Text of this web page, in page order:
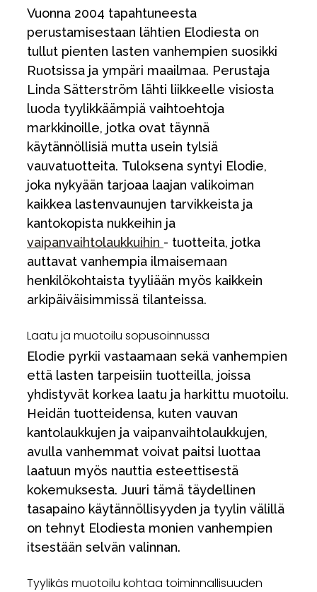
Vuonna 2004 tapahtuneesta
perustamisestaan lähtien Elodiesta on
tullut pienten lasten vanhempien suosikki
Ruotsissa ja ympäri maailmaa. Perustaja
Linda Sätterström lähti liikkeelle visiosta
luoda tyylikkäämpiä vaihtoehtoja
markkinoille, jotka ovat täynnä
käytännöllisiä mutta usein tylsiä
vauvatuotteita. Tuloksena syntyi Elodie,
joka nykyään tarjoaa laajan valikoiman
kaikkea lastenvaunujen tarvikkeista ja
kantokopista nukkeihin ja
vaipanvaihtolaukkuihin - tuotteita, jotka
auttavat vanhempia ilmaisemaan
henkilökohtaista tyyliään myös kaikkein
arkipäiväisimmissä tilanteissa.
Laatu ja muotoilu sopusoinnussa
Elodie pyrkii vastaamaan sekä vanhempien
että lasten tarpeisiin tuotteilla, joissa
yhdistyvät korkea laatu ja harkittu muotoilu.
Heidän tuotteidensa, kuten vauvan
kantolaukkujen ja vaipanvaihtolaukkujen,
avulla vanhemmat voivat paitsi luottaa
laatuun myös nauttia esteettisestä
kokemuksesta. Juuri tämä täydellinen
tasapaino käytännöllisyyden ja tyylin välillä
on tehnyt Elodiesta monien vanhempien
itsestään selvän valinnan.
Tyylikäs muotoilu kohtaa toiminnallisuuden